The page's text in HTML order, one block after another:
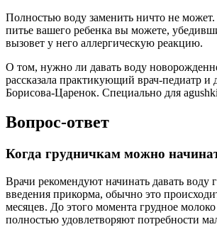
Полностью воду заменить ничто не может.
питье вашего ребенка вы можете,
вызовет у него аллергическую реакцию.
О том, нужно ли давать воду
рассказала практикующий врач-педиатр
Борисова-Царенок. Специально для
Вопрос-ответ
Когда грудничкам можно
Врачи рекомендуют начинать давать воду
введения прикорма, обычно это
месяцев. До этого момента грудное
полностью удовлетворяют потребности